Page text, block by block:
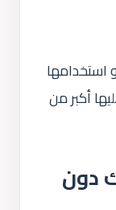
استخدامها
أكبر من
دون